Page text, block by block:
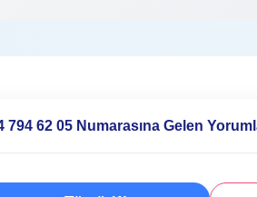
794 62 05 Numarasına Gelen